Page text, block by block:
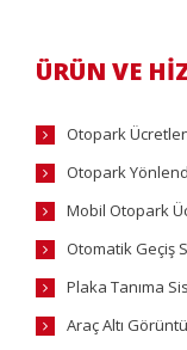
ÜRÜN VE
Otopark
Otopark
Mobil Otopark
Otomatik Geçiş
Plaka Tanıma
Araç Altı